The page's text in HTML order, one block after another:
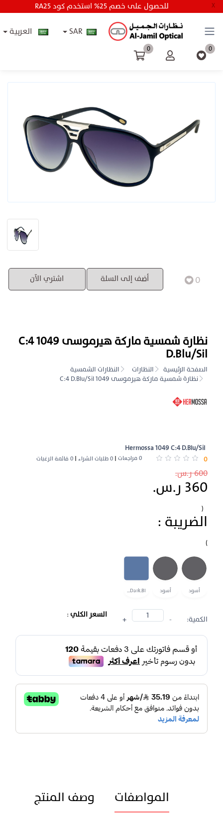
RA25 للحصول على خصم 25% استخدم كود X
SAR العربية
0
0
اشتري الآن أضف إلى السلة 0
نظارة شمسية ماركة هيرموسى 1049 C:4
D.Blu/Sil
الصفحة الرئيسية النظارات
النظارات الشمسية
نظارة شمسية ماركة هيرموسى 1049 C:4 D.Blu/Sil
Hermossa 1049 C:4 D.Blu/Sil
0
0 مراجعات 0 طلبات الشراء 0 قائمة الرغبات
600 ر.س.
360 ر.س.
(
الضريبة :
)
أسود أسود Dark.Bl...
الكمية: -
+ السعر الكلي:
المواصفات
وصف المنتج